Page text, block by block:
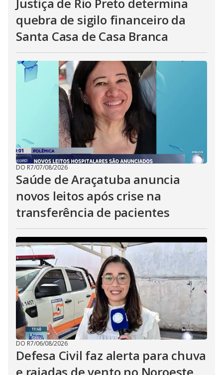
quebra de sigilo financeiro da
Santa Casa de Casa Branca
DO R7/07/08/2026
Saúde de Araçatuba anuncia
novos leitos após crise na
transferência de pacientes
DO R7/06/08/2026
Defesa Civil faz alerta para chuva